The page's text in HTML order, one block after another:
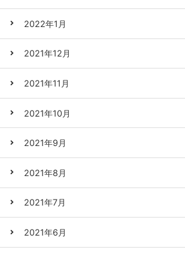
2022年1月
2021年12月
2021年11月
2021年10月
2021年9月
2021年8月
2021年7月
2021年6月